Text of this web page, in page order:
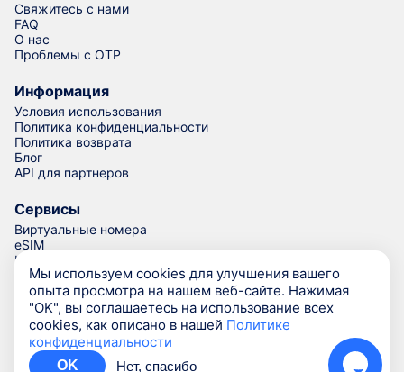
Свяжитесь с нами
FAQ
О нас
Проблемы с OTP
Информация
Условия использования
Политика конфиденциальности
Политика возврата
Блог
API для партнеров
Сервисы
Виртуальные номера
eSIM
Номера для верификации
Генератор номеров телефонов
© Numgo LLP,2026
(Stoney Works, 8 Stoney Lane, London,
United Kingdom, SE19 3BD)
Мы используем cookies для улучшения вашего
опыта просмотра на нашем веб-сайте. Нажимая
"OK", вы соглашаетесь на использование всех
cookies, как описано в нашей Политике
конфиденциальности
OK Нет, спасибо